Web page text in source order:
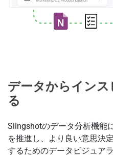
データからイン
る
Slingshotのデータ分析機能
を推進し、より良い意思決
するためのデータビジュア